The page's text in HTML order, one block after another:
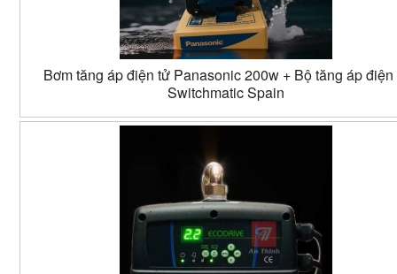
Bơm tăng áp điện tử Panasonic 200w + Bộ tăng áp điện
Switchmatic Spain